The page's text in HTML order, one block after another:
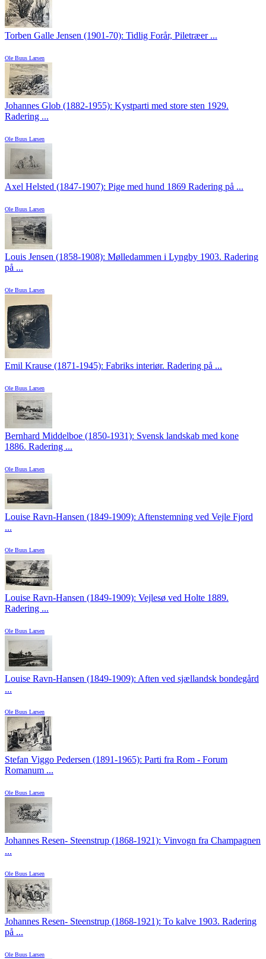
Torben Galle Jensen (1901-70): Tidlig Forår, Piletræer ...
Ole Buus Larsen
Johannes Glob (1882-1955): Kystparti med store sten 1929.
Radering ...
Ole Buus Larsen
Axel Helsted (1847-1907): Pige med hund 1869 Radering på ...
Ole Buus Larsen
Louis Jensen (1858-1908): Mølledammen i Lyngby 1903. Radering
på ...
Ole Buus Larsen
Emil Krause (1871-1945): Fabriks interiør. Radering på ...
Ole Buus Larsen
Bernhard Middelboe (1850-1931): Svensk landskab med kone
1886. Radering ...
Ole Buus Larsen
Louise Ravn-Hansen (1849-1909): Aftenstemning ved Vejle Fjord
...
Ole Buus Larsen
Louise Ravn-Hansen (1849-1909): Vejlesø ved Holte 1889.
Radering ...
Ole Buus Larsen
Louise Ravn-Hansen (1849-1909): Aften ved sjællandsk bondegård
...
Ole Buus Larsen
Stefan Viggo Pedersen (1891-1965): Parti fra Rom - Forum
Romanum ...
Ole Buus Larsen
Johannes Resen- Steenstrup (1868-1921): Vinvogn fra Champagnen
...
Ole Buus Larsen
Johannes Resen- Steenstrup (1868-1921): To kalve 1903. Radering
på ...
Ole Buus Larsen